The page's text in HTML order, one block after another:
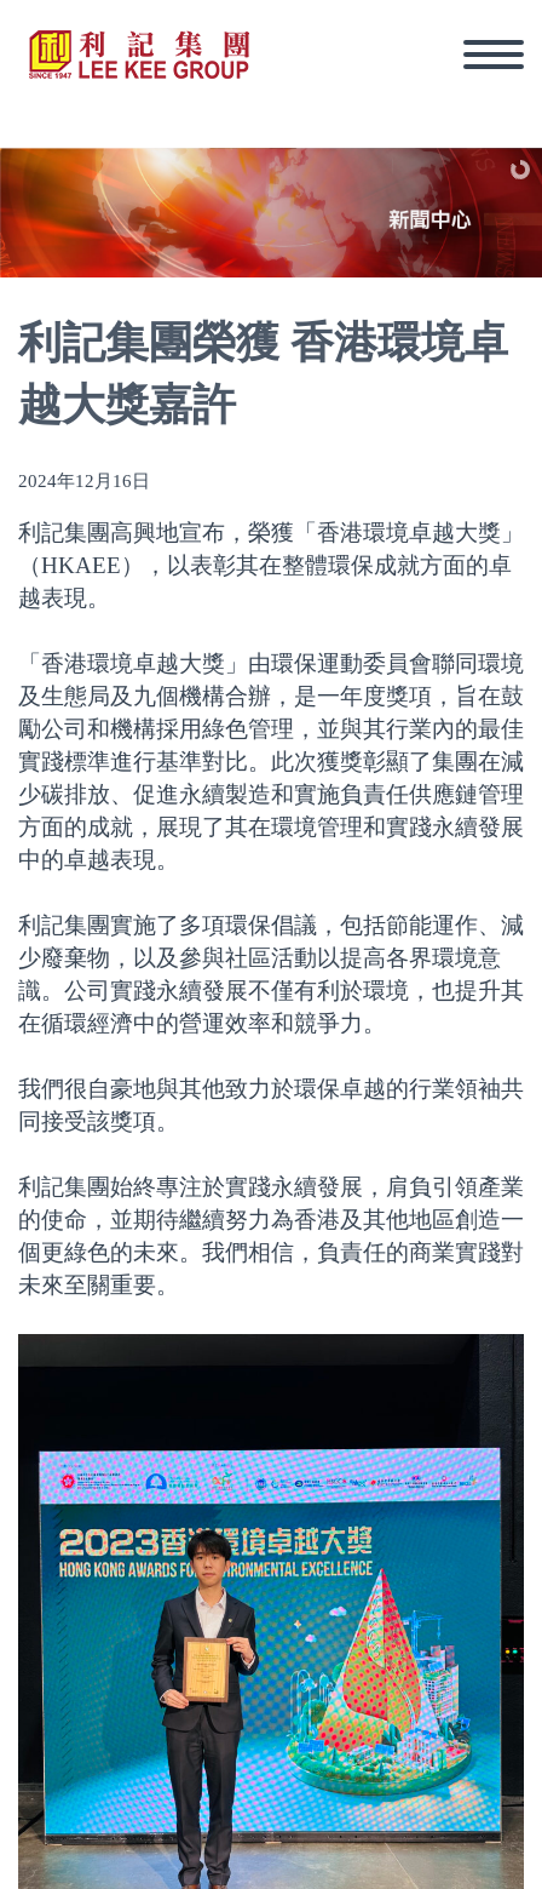
利記集團榮獲 香港環境卓
越大獎嘉許
2024年12月16日
利記集團高興地宣布，榮獲「香港環境卓越大獎」
（HKAEE），以表彰其在整體環保成就方面的卓
越表現。
「香港環境卓越大獎」由環保運動委員會聯同環境
及生態局及九個機構合辦，是一年度獎項，旨在鼓
勵公司和機構採用綠色管理，並與其行業內的最佳
實踐標準進行基準對比。此次獲獎彰顯了集團在減
少碳排放、促進永續製造和實施負責任供應鏈管理
方面的成就，展現了其在環境管理和實踐永續發展
中的卓越表現。
利記集團實施了多項環保倡議，包括節能運作、減
少廢棄物，以及參與社區活動以提高各界環境意
識。公司實踐永續發展不僅有利於環境，也提升其
在循環經濟中的營運效率和競爭力。
我們很自豪地與其他致力於環保卓越的行業領袖共
同接受該獎項。
利記集團始終專注於實踐永續發展，肩負引領產業
的使命，並期待繼續努力為香港及其他地區創造一
個更綠色的未來。我們相信，負責任的商業實踐對
未來至關重要。